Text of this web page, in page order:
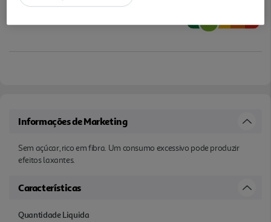
Informações de Marketing
Sem açúcar, rico em fibra. Um consumo excessivo pode produzir
efeitos laxantes.
Características
Quantidade Liquida